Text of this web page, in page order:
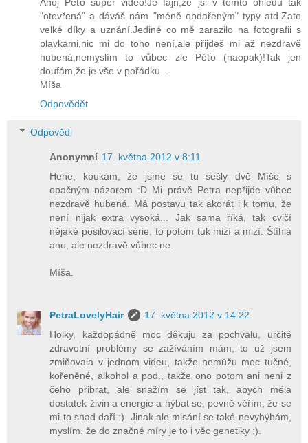
"otevřená" a dáváš nám "méně obdařeným" typy atd.Zato
velké díky a uznání.Jediné co mě zarazilo na fotografii s
plavkami,nic mi do toho není,ale přijdeš mi až nezdravě
hubená,nemyslím to vůbec zle Péťo (naopak)!Tak jen
doufám,že je vše v pořádku...
Míša
Odpovědět
Odpovědi
Anonymní 17. května 2012 v 8:11
Hehe, koukám, že jsme se tu sešly dvě Míše s
opačným názorem :D Mi právě Petra nepřijde vůbec
nezdravě hubená. Má postavu tak akorát i k tomu, že
není nijak extra vysoká... Jak sama říká, tak cvičí
nějaké posilovací série, to potom tuk mizí a mizí. Štíhlá
ano, ale nezdravě vůbec ne.
Míša.
PetraLovelyHair
17. května 2012 v 14:22
Holky, každopádně moc děkuju za pochvalu, určité
zdravotní problémy se zažíváním mám, to už jsem
zmiňovala v jednom videu, takže nemůžu moc tučné,
kořeněné, alkohol a pod., takže ono potom ani neni z
čeho přibrat, ale snažím se jíst tak, abych měla
dostatek živin a energie a hýbat se, pevně věřím, že se
mi to snad daří :). Jinak ale mlsání se také nevyhýbám,
myslím, že do značné míry je to i věc genetiky ;).